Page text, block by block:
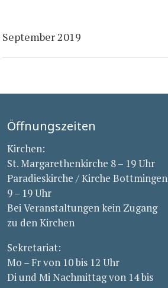
September 2019
Öffnungszeiten
Kirchen:
St. Margarethenkirche 8 – 19 Uhr
Paradieskirche / Kirche Bottmingen
9 – 19 Uhr
Bei Veranstaltungen kein Zugang
zu den Kirchen
Sekretariat:
Mo – Fr von 10 bis 12 Uhr
Di und Mi Nachmittag von 14 bis